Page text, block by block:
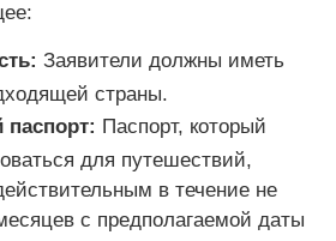
Заявители должны иметь
страны.
Паспорт, который
для путешествий,
в течение не
с предполагаемой даты